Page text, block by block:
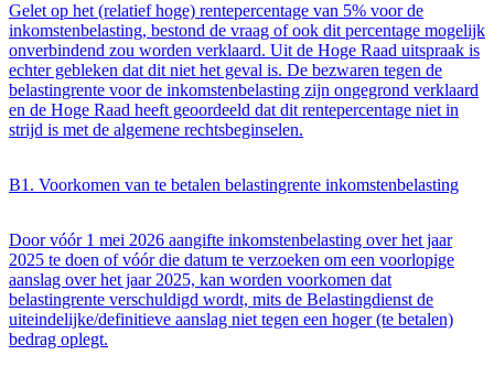
Gelet op het (relatief hoge) rentepercentage van 5% voor de
inkomstenbelasting, bestond de vraag of ook dit percentage mogelijk
onverbindend zou worden verklaard. Uit de Hoge Raad uitspraak is
echter gebleken dat dit niet het geval is. De bezwaren tegen de
belastingrente voor de inkomstenbelasting zijn ongegrond verklaard
en de Hoge Raad heeft geoordeeld dat dit rentepercentage niet in
strijd is met de algemene rechtsbeginselen.
B1. Voorkomen van te betalen belastingrente inkomstenbelasting
Door vóór 1 mei 2026 aangifte inkomstenbelasting over het jaar
2025 te doen of vóór die datum te verzoeken om een voorlopige
aanslag over het jaar 2025, kan worden voorkomen dat
belastingrente verschuldigd wordt, mits de Belastingdienst de
uiteindelijke/definitieve aanslag niet tegen een hoger (te betalen)
bedrag oplegt.